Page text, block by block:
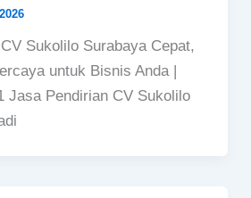
Sukolilo Surabaya Cepat,
untuk Bisnis Anda |
Jasa Pendirian CV Sukolilo